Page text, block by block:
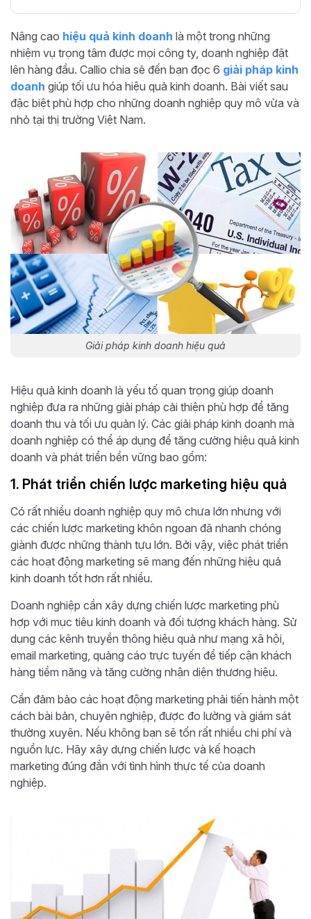
Nâng cao hiệu quả kinh doanh là một trong những
nhiệm vụ trọng tâm được mọi công ty, doanh nghiệp đặt
lên hàng đầu. Callio chia sẻ đến bạn đọc 6 giải pháp kinh
doanh giúp tối ưu hóa hiệu quả kinh doanh. Bài viết sau
đặc biệt phù hợp cho những doanh nghiệp quy mô vừa và
nhỏ tại thị trường Việt Nam.
Giải pháp kinh doanh hiệu quả
Hiệu quả kinh doanh là yếu tố quan trọng giúp doanh
nghiệp đưa ra những giải pháp cải thiện phù hợp để tăng
doanh thu và tối ưu quản lý. Các giải pháp kinh doanh mà
doanh nghiệp có thể áp dụng để tăng cường hiệu quả kinh
doanh và phát triển bền vững bao gồm:
1. Phát triển chiến lược marketing hiệu quả
Có rất nhiều doanh nghiệp quy mô chưa lớn nhưng với
các chiến lược marketing khôn ngoan đã nhanh chóng
giành được những thành tựu lớn. Bởi vậy, việc phát triển
các hoạt động marketing sẽ mang đến những hiệu quả
kinh doanh tốt hơn rất nhiều.
Doanh nghiệp cần xây dựng chiến lược marketing phù
hợp với mục tiêu kinh doanh và đối tượng khách hàng. Sử
dụng các kênh truyền thông hiệu quả như mạng xã hội,
email marketing, quảng cáo trực tuyến để tiếp cận khách
hàng tiềm năng và tăng cường nhận diện thương hiệu.
Cần đảm bảo các hoạt động marketing phải tiến hành một
cách bài bản, chuyên nghiệp, được đo lường và giám sát
thường xuyên. Nếu không bạn sẽ tốn rất nhiều chi phí và
nguồn lực. Hãy xây dựng chiến lược và kế hoạch
marketing đúng đắn với tình hình thực tế của doanh
nghiệp.